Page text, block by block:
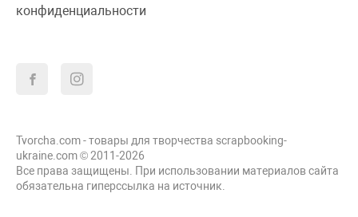
конфиденциальности
Tvorcha.com - товары для творчества scrapbooking-
ukraine.com © 2011-2026
Все права защищены. При использовании материалов сайта
обязательна гиперссылка на источник.